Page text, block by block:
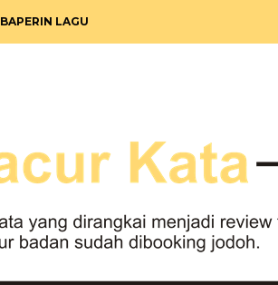
BAPERIN LAGU